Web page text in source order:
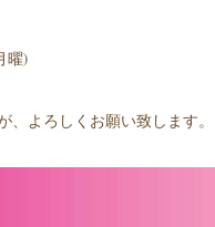
曜)
よろしくお願い致します。